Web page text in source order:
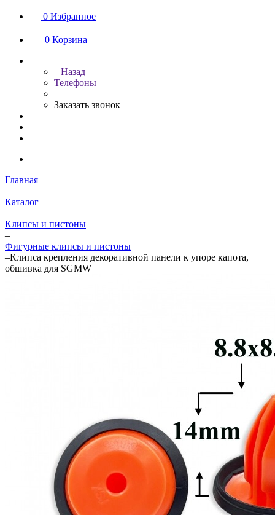
0 Избранное
0 Корзина
Назад
Телефоны
Заказать звонок
Главная
–
Каталог
–
Клипсы и пистоны
–
Фигурные клипсы и пистоны
–Клипса крепления декоративной панели к упоре капота,
обшивка для SGMW